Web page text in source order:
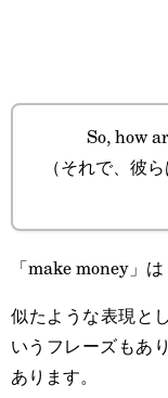
So, how
（それで、彼
「make money」
似たような表現と
いうフレーズもあ
あります。